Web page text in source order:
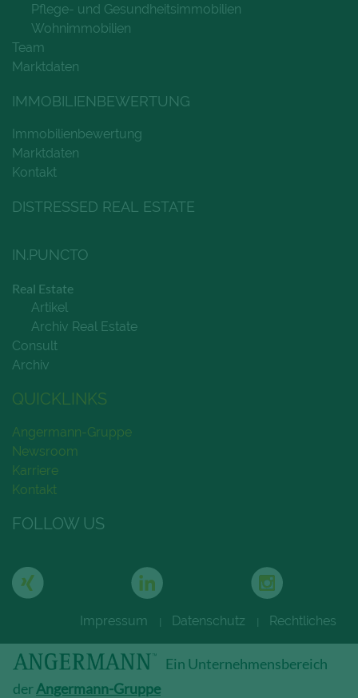
Pflege- und Gesundheitsimmobilien
Wohnimmobilien
Team
Marktdaten
IMMOBILIENBEWERTUNG
Immobilienbewertung
Marktdaten
Kontakt
DISTRESSED REAL ESTATE
IN.PUNCTO
Real Estate
Artikel
Archiv Real Estate
Consult
Archiv
QUICKLINKS
Angermann-Gruppe
Newsroom
Karriere
Kontakt
FOLLOW US
Impressum | Datenschutz | Rechtliches
Ein Unternehmensbereich
derAngermann-Gruppe